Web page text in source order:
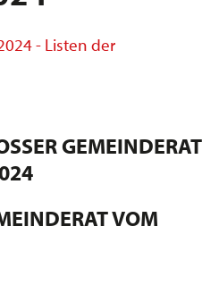
- Listen der
GEMEINDERAT
VOM